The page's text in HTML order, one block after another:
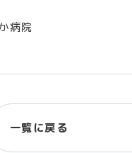
病院
一覧に戻る